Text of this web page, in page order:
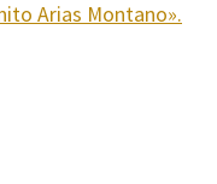
Arias Montano».